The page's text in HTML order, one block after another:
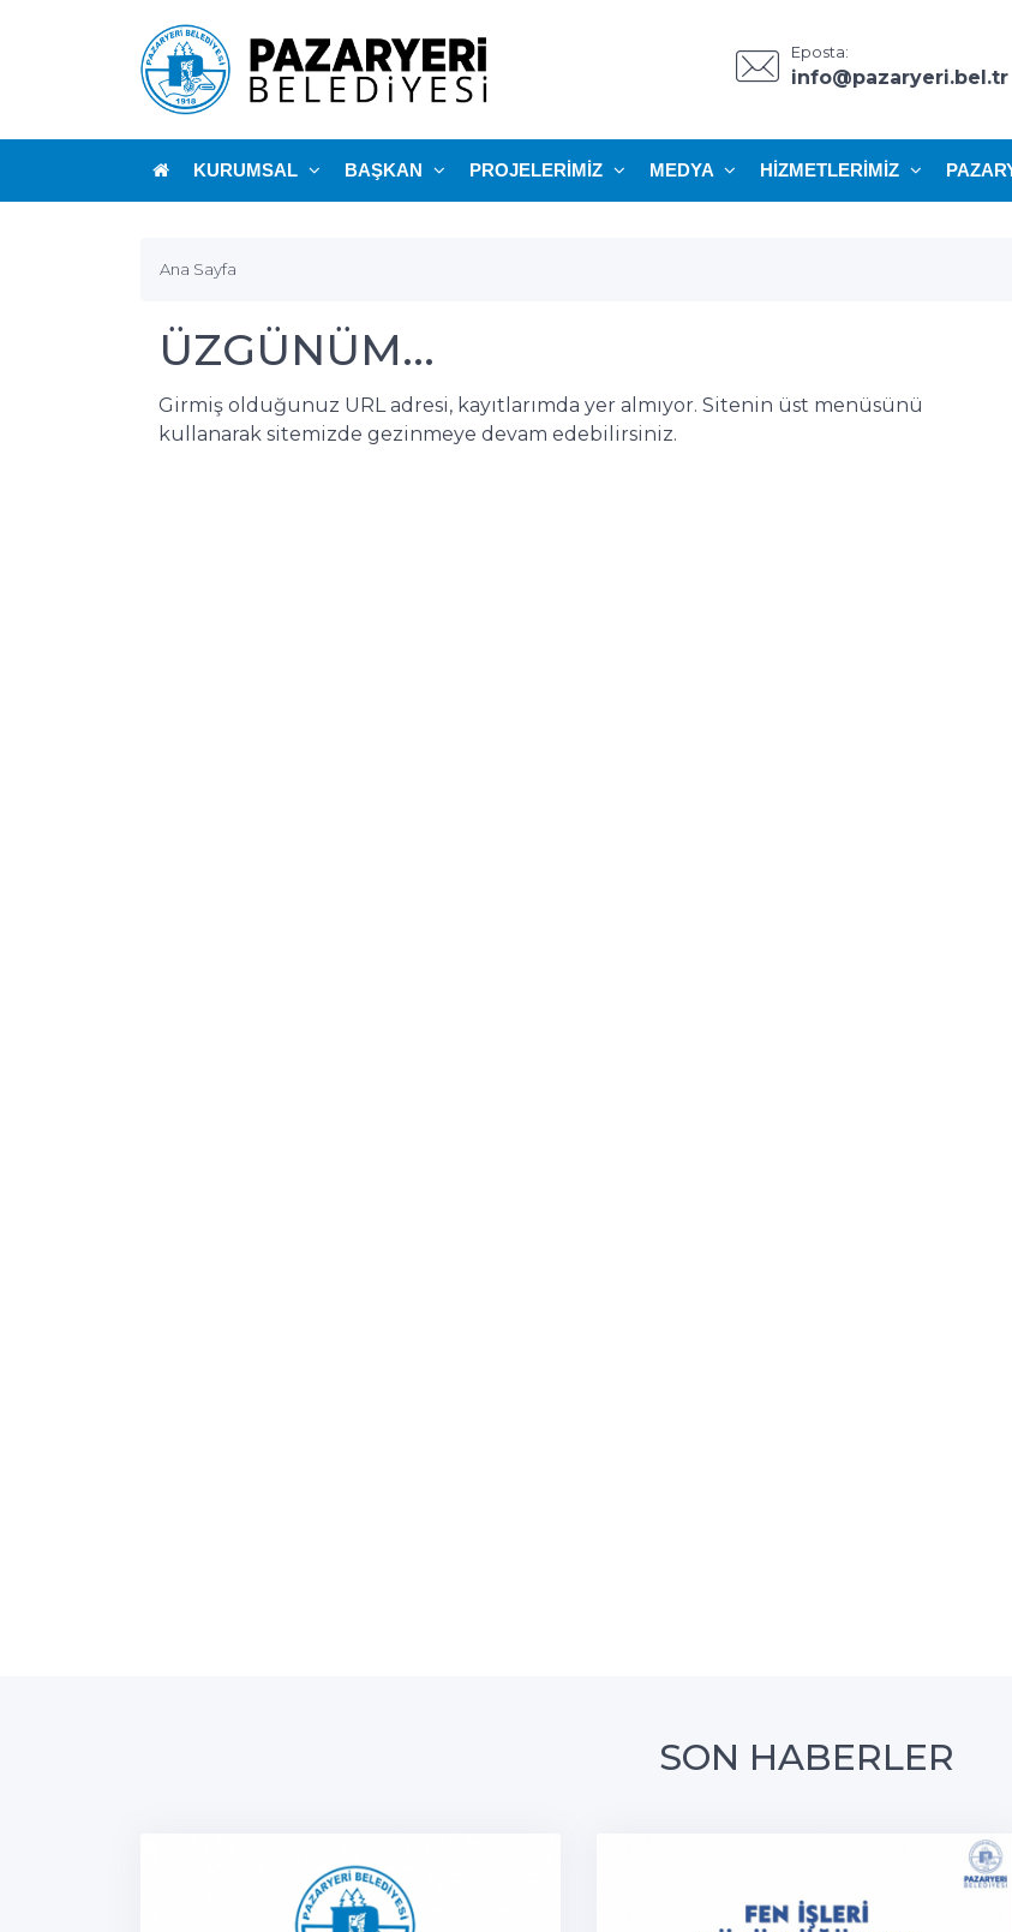
Eposta:
info@pazaryeri.bel.tr
KURUMSAL BAŞKAN PROJELERIMIZ MEDYA HIZMETLERIMIZ
Ana Sayfa
ÜZGÜNÜM...
Girmiş olduğunuz URL adresi, kayıtlarımda yer almıyor. Sitenin üst menüsünü
kullanarak sitemizde gezinmeye devam edebilirsiniz.
SON HABERLER